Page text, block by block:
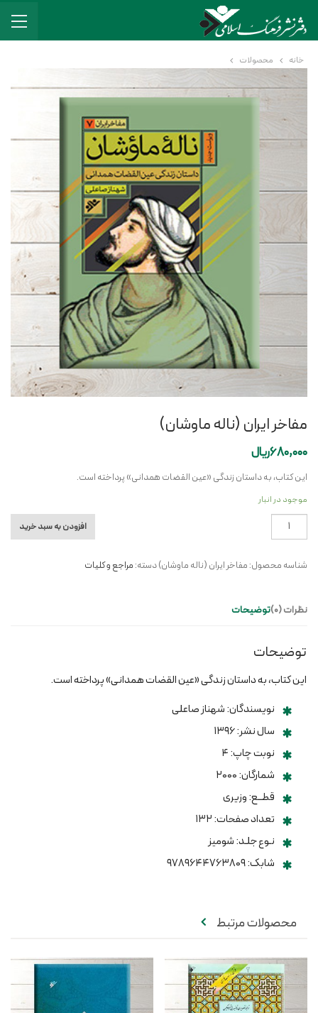
خانه محصولات
مفاخر ایران (ناله ماوشان)
680,000ریال
این کتاب، به داستان زندگی «عین‏ القضات همدانی» پرداخته است.
موجود در انبار
مفاخر
ایران
ماوشان)
افزودن به سبد خرید
شناسه محصول: مفاخر ايران (ناله ماوشان)دسته: مراجع و کلیات
توضیحات نظرات (0)
توضیحات
این کتاب، به داستان زندگی «عین‏ القضات همدانی» پرداخته است.
نویسندگان: شهناز صاعلی
سال نشر: ۱۳۹۶
نوبت چاپ: ۴
شمارگان: ۲۰۰۰
قطــع: وزیری
تعداد صفحات: ۱۳۲
نـوع جلـد: شومیز
شابک: ۹۷۸۹۶۴۴۷۶۳۸۰۹
محصولات مرتبط